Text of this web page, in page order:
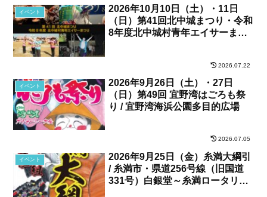
イベント
2026年10月10日（土）・11日
（日）第41回北中城まつり・令和
8年度北中城村青年エイサーまつ
2026.07.22
イベント
2026年9月26日（土）・27日
（日）第49回 宜野湾はごろも祭
り / 宜野湾海浜公園多目的広場
2026.07.05
イベント
2026年9月25日（金）糸満大綱引
/ 糸満市・県道256号線（旧国道
331号）白銀堂～糸満ロータリー